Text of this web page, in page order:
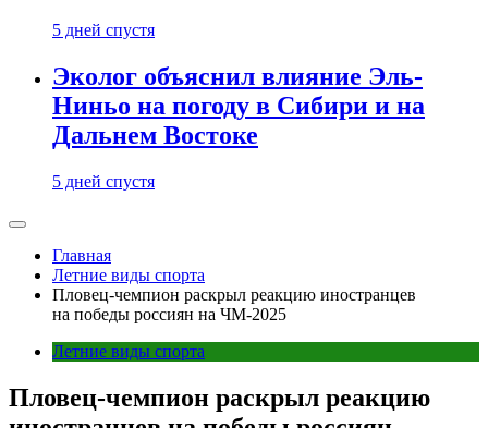
5 дней спустя
Эколог объяснил влияние Эль-
Ниньо на погоду в Сибири и на
Дальнем Востоке
5 дней спустя
Главная
Летние виды спорта
Пловец-чемпион раскрыл реакцию иностранцев
на победы россиян на ЧМ-2025
Летние виды спорта
Пловец-чемпион раскрыл реакцию